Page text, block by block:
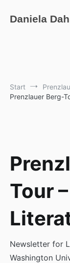
Inhalt
springen
Daniela
Start
Prenzlauer Berg-
Tour
Newsletter for
Washington